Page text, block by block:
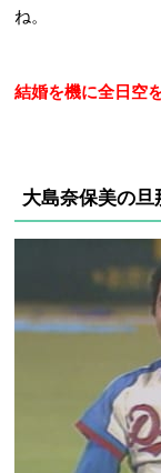
ね。
結婚を機に全日空
大島奈保美の